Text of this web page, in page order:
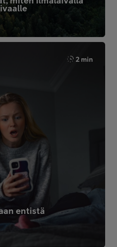
2 min
entistä